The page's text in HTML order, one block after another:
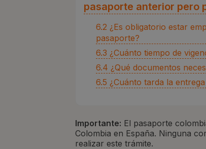
pasaporte anterior pero
6.2 ¿Es obligatorio estar
pasaporte?
6.3 ¿Cuánto tiempo de
6.4 ¿Qué documentos
6.5 ¿Cuánto tarda la
Importante: El pasaporte
Colombia en España. Ninguna
realizar este trámite.